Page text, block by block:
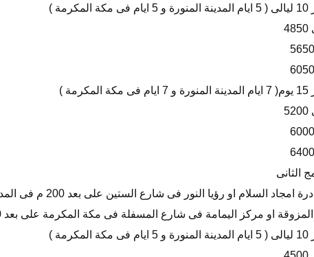
المكرمة )
المكرمة )
الثانى
امجاد السلام او رؤيا النور فى شارع الستين على بعد 200 م فى المدينة المنورة
او مركز اليمامة فى شارع المسفلة فى مكة المكرمة على بعد 500 م
المكرمة )